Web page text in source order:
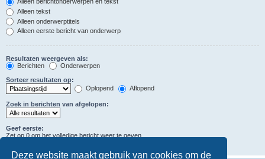
Deze website maakt gebruik van cookies om de
Alleen tekst
Alleen onderwerptitels
Alleen eerste bericht van onderwerp
Resultaten weergeven als:
Berichten
Onderwerpen
Sorteer resultaten op:
Oplopend
Aflopend
Zoek in berichten van afgelopen:
Geef eerste:
Zet op 0 om het volledige bericht weer te geven.